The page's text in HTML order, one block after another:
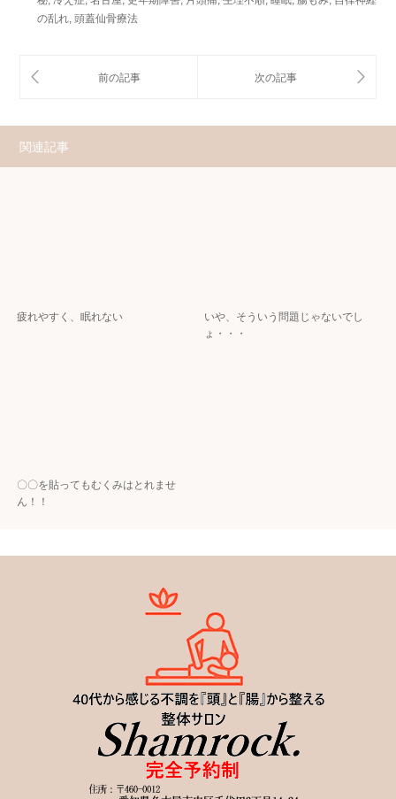
の乱れ, 頭蓋仙骨療法
関連記事
疲れやすく、眠れない
いや、そういう問題じゃないでし
ょ・・・
〇〇を貼ってもむくみはとれませ
ん！！